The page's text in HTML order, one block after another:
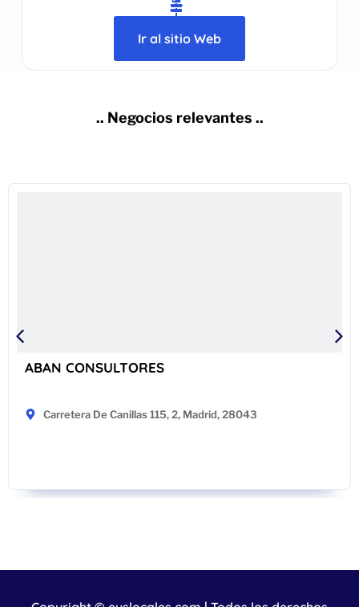
Ir al sitio Web
.. Negocios relevantes ..
ABAN CONSULTORES
Carretera De Canillas 115, 2, Madrid, 28043